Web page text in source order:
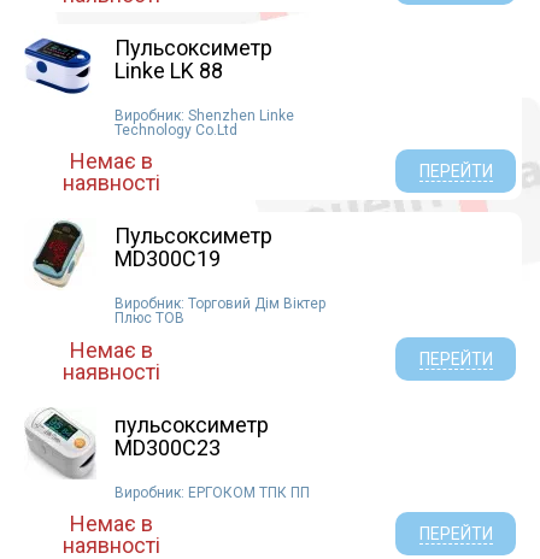
Пульсоксиметр
Linke LK 88
Виробник: Shenzhen Linke
Technology Co.Ltd
Немає в
наявності
ПЕРЕЙТИ
Пульсоксиметр
MD300C19
Виробник: Торговий Дім Віктер
Плюс ТОВ
Немає в
наявності
ПЕРЕЙТИ
пульсоксиметр
MD300C23
Виробник: ЕРГОКОМ ТПК ПП
Немає в
наявності
ПЕРЕЙТИ